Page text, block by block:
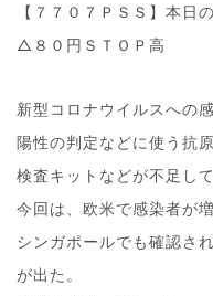
【７７０７ＰＳＳ】本日
△８０円ＳＴＯＰ高
新型コロナウイルスへの
陽性の判定などに使う抗
検査キットなどが不足し
今回は、欧米で感染者が
シンガポールでも確認さ
が出た。